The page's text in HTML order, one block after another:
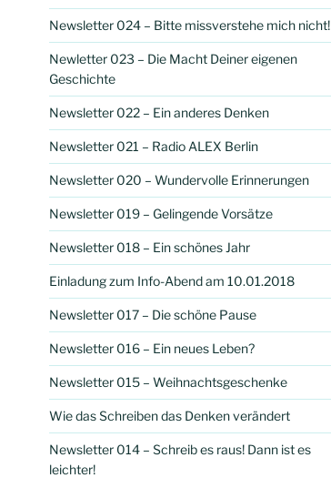
Newsletter 024 – Bitte missverstehe mich nicht!
Newletter 023 – Die Macht Deiner eigenen
Geschichte
Newsletter 022 – Ein anderes Denken
Newsletter 021 – Radio ALEX Berlin
Newsletter 020 – Wundervolle Erinnerungen
Newsletter 019 – Gelingende Vorsätze
Newsletter 018 – Ein schönes Jahr
Einladung zum Info-Abend am 10.01.2018
Newsletter 017 – Die schöne Pause
Newsletter 016 – Ein neues Leben?
Newsletter 015 – Weihnachtsgeschenke
Wie das Schreiben das Denken verändert
Newsletter 014 – Schreib es raus! Dann ist es
leichter!